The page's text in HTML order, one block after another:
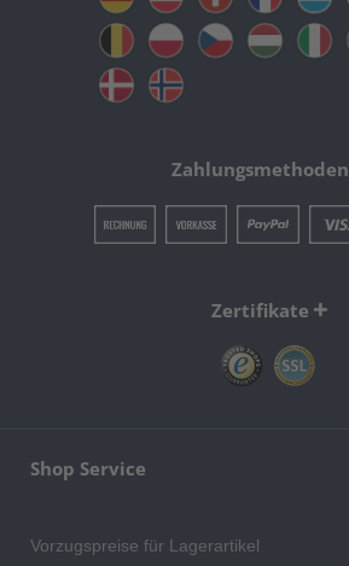
Zahlungsmethoden
Zertifikate
Shop Service
Vorzugspreise für Lagerartikel